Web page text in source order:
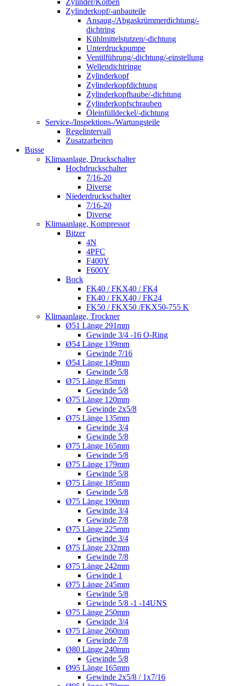
Zylinder/Kolben
Zylinderkopf/-anbauteile
Ansaug-/Abgaskrümmerdichtung/-
dichtring
Kühlmittelstutzen/-dichtung
Unterdruckpumpe
Ventilführung/-dichtung/-einstellung
Wellendichtringe
Zylinderkopf
Zylinderkopfdichtung
Zylinderkopfhaube/-dichtung
Zylinderkopfschrauben
Öleinfülldeckel/-dichtung
Service-/Inspektions-/Wartungsteile
Regelintervall
Zusatzarbeiten
Busse
Klimaanlage, Druckschalter
Hochdruckschalter
7/16-20
Diverse
Niederdruckschalter
7/16-20
Diverse
Klimaanlage, Kompressor
Bitzer
4N
4PFC
F400Y
F600Y
Bock
FK40 / FKX40 / FK4
FK40 / FKX40 / FK24
FK50 / FKX50 /FKX50-755 K
Klimaanlage, Trockner
Ø51 Länge 291mm
Gewinde 3/4 -16 O-Ring
Ø54 Länge 139mm
Gewinde 7/16
Ø54 Länge 149mm
Gewinde 5/8
Ø75 Länge 85mm
Gewinde 5/8
Ø75 Länge 120mm
Gewinde 2x5/8
Ø75 Länge 135mm
Gewinde 3/4
Gewinde 5/8
Ø75 Länge 165mm
Gewinde 5/8
Ø75 Länge 179mm
Gewinde 5/8
Ø75 Länge 185mm
Gewinde 5/8
Ø75 Länge 190mm
Gewinde 3/4
Gewinde 7/8
Ø75 Länge 225mm
Gewinde 3/4
Ø75 Länge 232mm
Gewinde 7/8
Ø75 Länge 242mm
Gewinde 1
Ø75 Länge 245mm
Gewinde 5/8
Gewinde 5/8 -1 -14UNS
Ø75 Länge 250mm
Gewinde 3/4
Ø75 Länge 260mm
Gewinde 7/8
Ø80 Länge 240mm
Gewinde 5/8
Ø95 Länge 165mm
Gewinde 2x5/8 / 1x7/16